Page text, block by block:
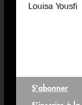
Louisa Yousfi
S’abonner